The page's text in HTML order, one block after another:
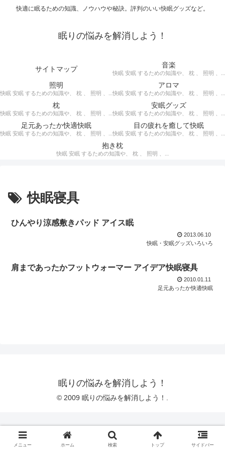
快適に眠るための知識、ノウハウや秘訣。評判のいい快眠グッズなど。
眠りの悩みを解消しよう！
サイトマップ 音楽
快眠 安眠 するための知識や、 枕 、 照明 、 アロマ など、おすすめの グッズ を紹介。 快眠 安眠 のための 音楽 CD の紹介です。 ヒーリングCD リラクゼーションCD インストゥルメンタルCD オルゴールCD ヘミシンクCD α波音楽 など。
照明
快眠 安眠 するための知識や、 枕 、 照明 、 アロマ など、おすすめの グッズ などを紹介。 快眠 安眠 のための 照明 フロアライト テーブルライト デスクライト スタンドライト など。
アロマ
快眠 安眠 するための知識や、 枕 、 照明 、 アロマ など、おすすめの グッズ などを紹介。 エッセンシャルオイル をはじめ、 アロマオイル を利用した アロマランプ 、 アロマディフューザー 、 アロマスプレー などの紹介です。
枕
快眠 安眠 するための知識や、 枕 、 照明 、 アロマ など、おすすめの グッズ などを紹介。 ぐっすり眠るために重要な枕選びのポイントや商品の紹介、 テンピュール 、 マニフレックス など。
安眠グッズ
快眠 安眠 するための知識や、 枕 、 照明 、 アロマ など、おすすめの グッズ などを紹介。 いろいろな 快眠 安眠 グッズ の紹介、足枕、うたた寝枕、目覚まし時計、入浴剤 など。
足元あったか快適快眠
快眠 安眠 するための知識や、 枕 、 照明 、 アロマ など、おすすめの グッズ などを紹介。 足元あったかで快適に眠るための 湯たんぽ あったか靴下 レッグウォーマー などの紹介です。
目の疲れを癒して快眠
快眠 安眠 するための知識や、 枕 、 照明 、 アロマ など、おすすめの グッズ などを紹介。 目の疲れを癒やす、 快眠、安眠 のための アイマスク アイピロー について。
抱き枕
快眠 安眠 するための知識や、 枕 、 照明 、 アロマ など、おすすめの グッズ などを紹介。 安心感を得る、リラックスして眠れるための 抱き枕 の紹介です。 妊婦さんや赤ちゃん、腰痛がある人におすすめ。
快眠寝具
ひんやり涼感敷きパッド アイス眠
2013.06.10
快眠・安眠グッズいろいろ
肩まであったかフットウォーマー アイデア快眠寝具
2010.01.11
足元あったか快適快眠
眠りの悩みを解消しよう！
© 2009 眠りの悩みを解消しよう！.
メニュー ホーム 検索 トップ サイドバー